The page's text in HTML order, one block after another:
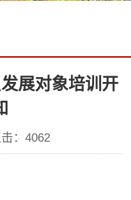
展对象培训开
： 4062